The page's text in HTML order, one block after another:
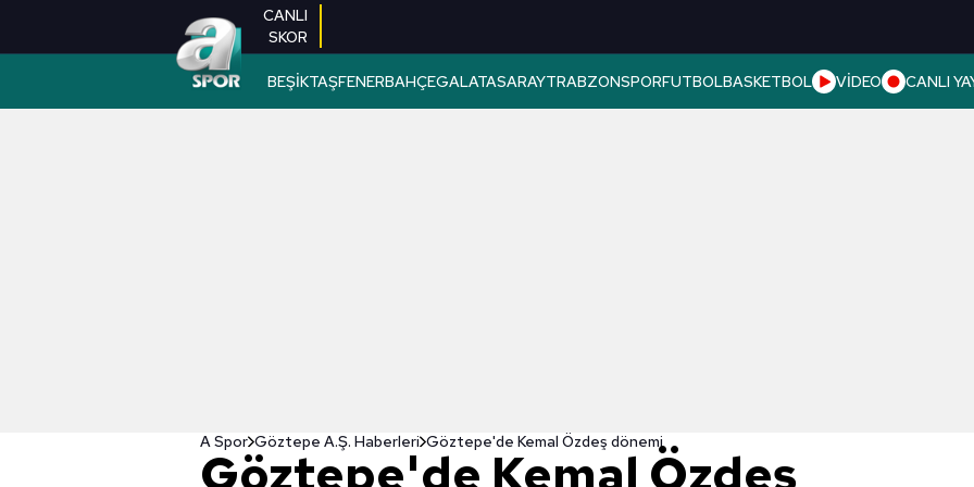
CANLI
SKOR
BEŞİKTAŞFENERBAHÇEGALATASARAYTRABZONSPORFUTBOLBASKETBOL VİDEO CANLI
A Spor Göztepe A.Ş. Haberleri Göztepe'de Kemal Özdeş dönemi
Göztepe'de Kemal Özdeş